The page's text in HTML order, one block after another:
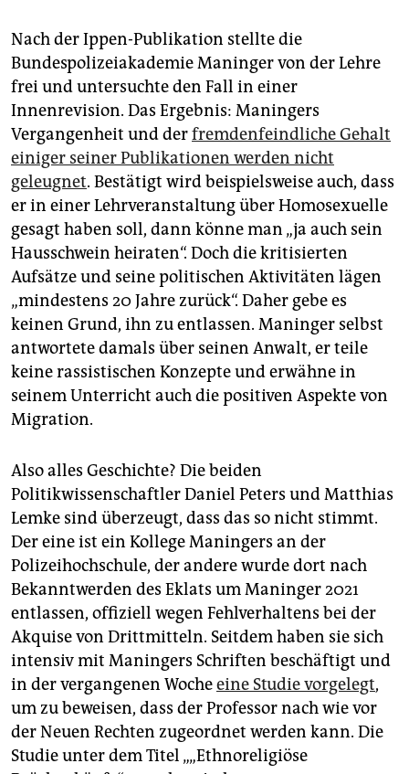
Nach der Ippen-Publikation stellte die
Bundespolizeiakademie Maninger von der Lehre
frei und untersuchte den Fall in einer
Innenrevision. Das Ergebnis: Maningers
Vergangenheit und derfremdenfeindliche Gehalt
einiger seiner Publikationen werden nicht
geleugnet. Bestätigt wird beispielsweise auch, dass
er in einer Lehrveranstaltung über Homosexuelle
gesagt haben soll, dann könne man „ja auch sein
Hausschwein heiraten“. Doch die kritisierten
Aufsätze und seine politischen Aktivitäten lägen
„mindestens 20 Jahre zurück“. Daher gebe es
keinen Grund, ihn zu entlassen. Maninger selbst
antwortete damals über seinen Anwalt, er teile
keine rassistischen Konzepte und erwähne in
seinem Unterricht auch die positiven Aspekte von
Migration.
Also alles Geschichte? Die beiden
Politikwissenschaftler Daniel Peters und Matthias
Lemke sind überzeugt, dass das so nicht stimmt.
Der eine ist ein Kollege Maningers an der
Polizeihochschule, der andere wurde dort nach
Bekanntwerden des Eklats um Maninger 2021
entlassen, offiziell wegen Fehlverhaltens bei der
Akquise von Drittmitteln. Seitdem haben sie sich
intensiv mit Maningers Schriften beschäftigt und
in der vergangenen Wocheeine Studie vorgelegt,
um zu beweisen, dass der Professor nach wie vor
der Neuen Rechten zugeordnet werden kann. Die
Studie unter dem Titel „„Ethnoreligiöse